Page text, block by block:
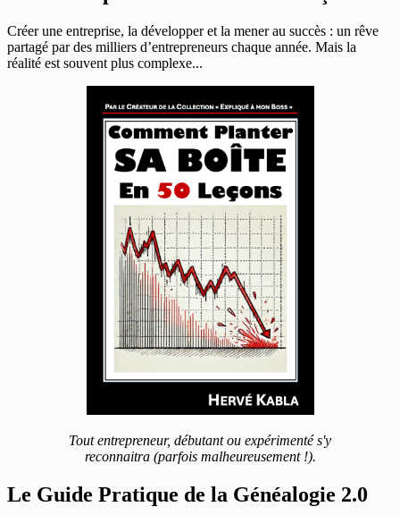
Créer une entreprise, la développer et la mener au succès : un rêve
partagé par des milliers d’entrepreneurs chaque année. Mais la
réalité est souvent plus complexe...
Tout entrepreneur, débutant ou expérimenté s'y
reconnaitra (parfois malheureusement !).
Le Guide Pratique de la Généalogie 2.0